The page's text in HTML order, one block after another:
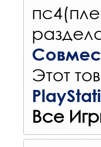
Этот
Все